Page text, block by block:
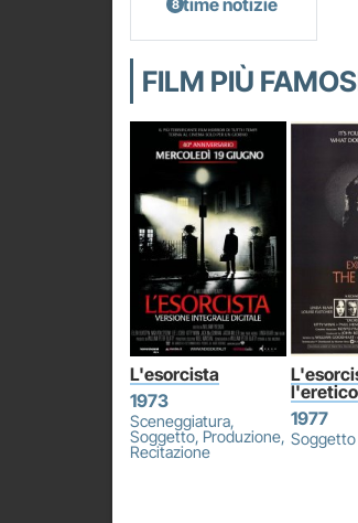
FILM PIÙ
L'esorcista
1973
Sceneggiatura,
Soggetto, Produzione,
Recitazione
l'eretico
1977
Soggetto